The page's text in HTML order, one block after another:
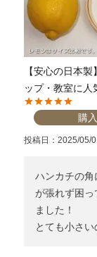
【安心の日本
ップ・教室に人
購
投稿日 2025/05/
ハンカチの
が張れず困っ
ました！
とても小さい